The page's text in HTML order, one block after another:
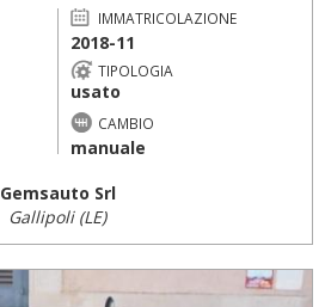
IMMATRICOLAZIONE
2018-11
TIPOLOGIA
usato
CAMBIO
manuale
Gemsauto Srl
Gallipoli (LE)